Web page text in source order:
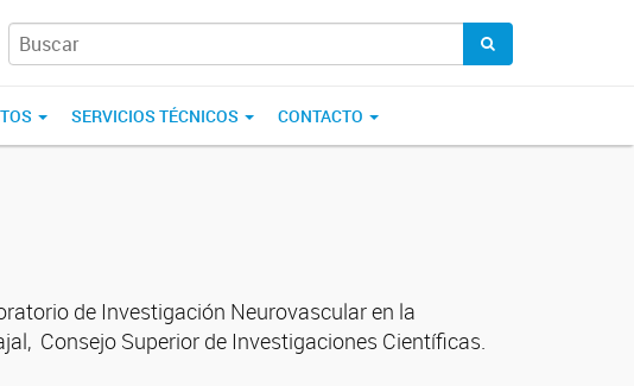
SERVICIOS TÉCNICOS CONTACTO
de Investigación Neurovascular en la
Consejo Superior de Investigaciones Científicas.